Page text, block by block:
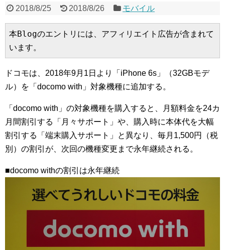
2018/8/25 2018/8/26 モバイル
本Blogのエントリには、アフィリエイト広告が含まれて
います。
ドコモは、2018年9月1日より「iPhone 6s」（32GBモデ
ル）を「docomo with」対象機種に追加する。
「docomo with」の対象機種を購入すると、月額料金を24カ
月間割引する「月々サポート」や、購入時に本体代を大幅
割引する「端末購入サポート」と異なり、毎月1,500円（税
別）の割引が、次回の機種変更まで永年継続される。
■docomo withの割引は永年継続